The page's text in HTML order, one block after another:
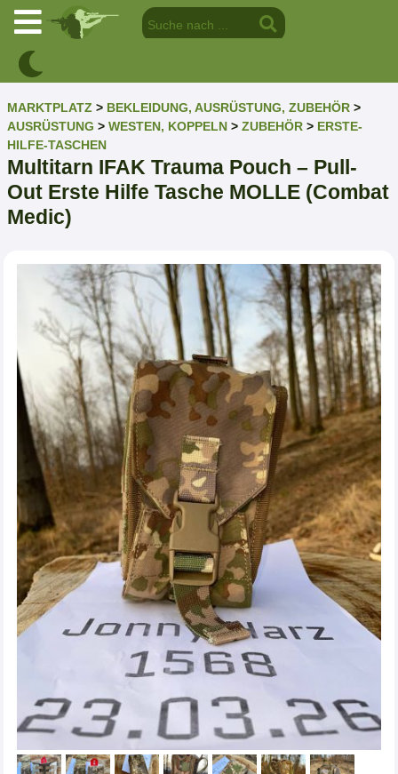
MARKTPLATZ > BEKLEIDUNG, AUSRÜSTUNG, ZUBEHÖR >
AUSRÜSTUNG > WESTEN, KOPPELN > ZUBEHÖR > ERSTE-
HILFE-TASCHEN
Multitarn IFAK Trauma Pouch – Pull-
Out Erste Hilfe Tasche MOLLE (Combat
Medic)